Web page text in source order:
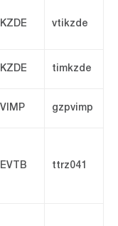
KZDE vtikzde
KZDE timkzde
VIMP gzpvimp
EVTB ttrz041